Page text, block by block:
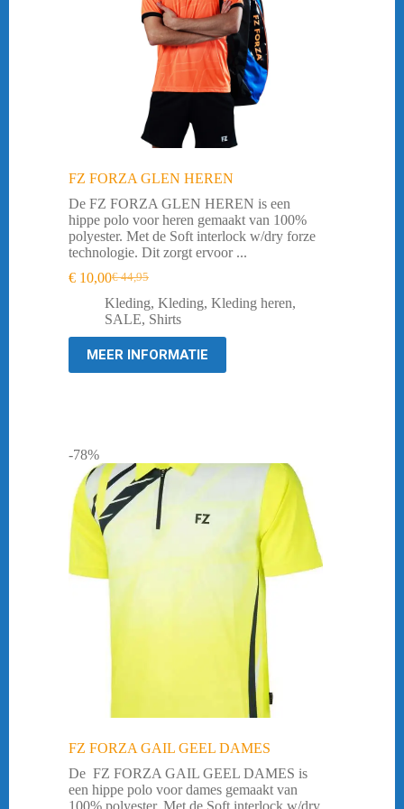
FZ FORZA GLEN HEREN
De FZ FORZA GLEN HEREN is een
hippe polo voor heren gemaakt van 100%
polyester. Met de Soft interlock w/dry forze
technologie. Dit zorgt ervoor ...
€44,95
Oorspronkelijke
prijs
was:
€ 10,00Huidige
prijs
is:
Kleding, Kleding, Kleding heren,
SALE, Shirts
MEER INFORMATIE
-78%
FZ FORZA GAIL GEEL DAMES
De FZ FORZA GAIL GEEL DAMES is
een hippe polo voor dames gemaakt van
100% polyester. Met de Soft interlock w/dry